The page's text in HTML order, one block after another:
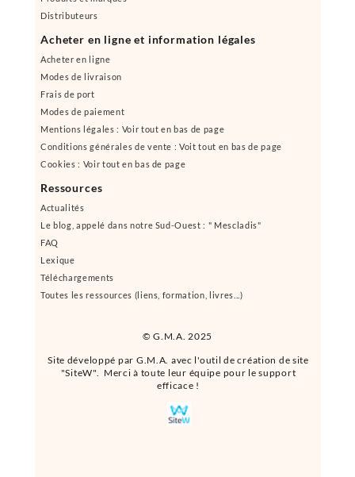
© G.M.A. 2025
Site développé par G.M.A. avec l'outil de création de site
"SiteW". Merci à toute leur équipe pour le support
efficace !
Distributeurs
Acheter en ligne et information légales
Acheter en ligne
Modes de livraison
Frais de port
Modes de paiement
Mentions légales : Voir tout en bas de page
Conditions générales de vente : Voit tout en bas de page
Cookies : Voir tout en bas de page
Ressources
Actualités
Le blog, appelé dans notre Sud-Ouest : " Mescladis"
FAQ
Lexique
Téléchargements
Toutes les ressources (liens, formation, livres...)